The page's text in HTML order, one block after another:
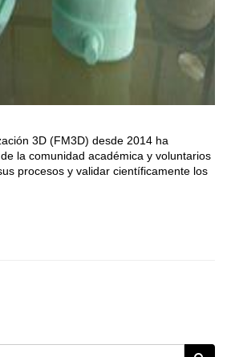
3D (FM3D) desde 2014 ha
la comunidad académica y voluntarios
procesos y validar científicamente los